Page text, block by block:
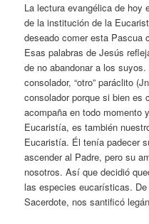
La lectura evangélica de hoy
de la institución de la
deseado comer esta Pascua
Esas palabras de Jesús
de no abandonar a los
consolador, “otro” paráclito
consolador porque si bien es
acompaña en todo momento
Eucaristía, es también
Eucaristía. Él tenía padecer
ascender al Padre, pero su
nosotros. Así que decidió
las especies eucarísticas.
Sacerdote, nos santificó